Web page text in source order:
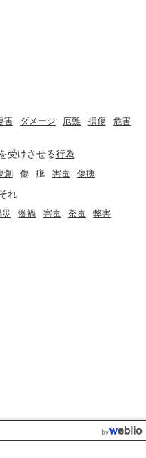
害 ダメージ 厄難 損傷
危害
受けさせる行為
創 傷 疵 害毒 傷痍
れ
惨禍 害毒 荼毒 弊害